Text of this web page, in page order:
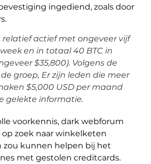
ingediend, zoals door
actief met ongeveer vijf
en in totaal 40 BTC in
$35,800). Volgens de
groep, Er zijn leden die meer
$5,000 USD per maand
gelekte informatie.
voorkennis, dark webforum
zoek naar winkelketen
zou kunnen helpen bij het
met gestolen creditcards.